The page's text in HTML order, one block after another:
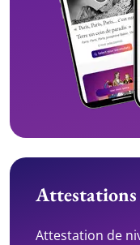
Attestations
Attestation de